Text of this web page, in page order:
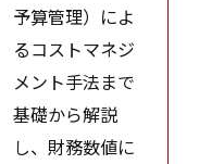
予算管理）によ
るコストマネジ
メント手法まで
基礎から解説
し、財務数値に